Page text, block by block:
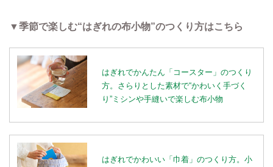
▼季節で楽しむ“はぎれの布小物”のつくり方はこちら
はぎれでかんたん「コースター」のつくり
方。さらりとした素材で“かわいく手づく
り”ミシンや手縫いで楽しむ布小物
はぎれでかわいい「巾着」のつくり方。小